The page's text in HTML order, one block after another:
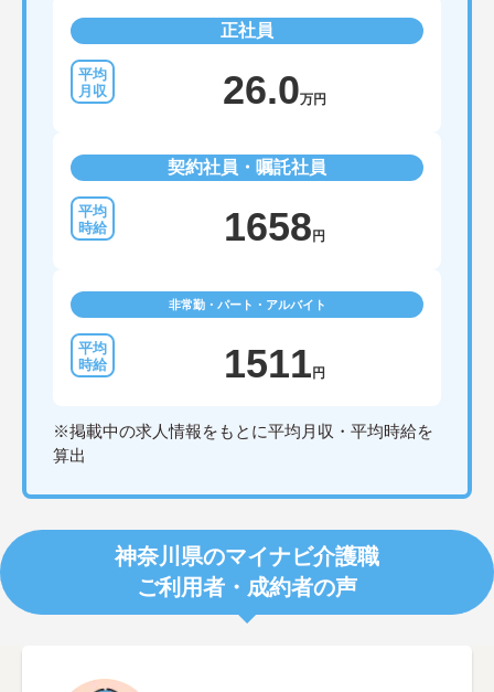
正社員
26.0万円
契約社員・嘱託社員
1658 円
非常勤・パート・アルバイト
1511 円
※掲載中の求人情報をもとに平均月収・平均時給を
算出
神奈川県のマイナビ介護職
ご利用者・成約者の声